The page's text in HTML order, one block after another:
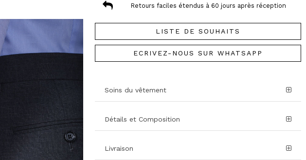
Retours faciles étendus à 60 jours après réception
LISTE DE SOUHAITS
ECRIVEZ-NOUS SUR WHATSAPP
Soins du vêtement
Détails et Composition
Livraison